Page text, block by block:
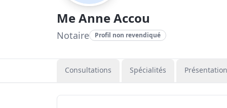
Me Anne Accou
Notaire Profil non revendiqué
Consultations Spécialités Présentation